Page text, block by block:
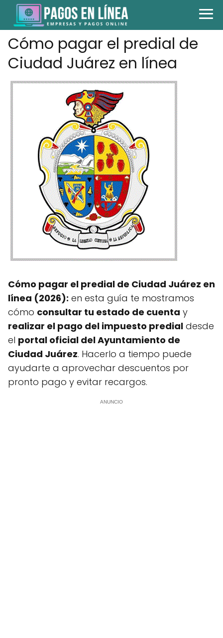
Cómo pagar el predial de
Ciudad Juárez en línea
Cómo pagar el predial de Ciudad Juárez en
línea (2026): en esta guía te mostramos
cómo consultar tu estado de cuenta y
realizar el pago del impuesto predial desde
el portal oficial del Ayuntamiento de
Ciudad Juárez. Hacerlo a tiempo puede
ayudarte a aprovechar descuentos por
pronto pago y evitar recargos.
ANUNCIO